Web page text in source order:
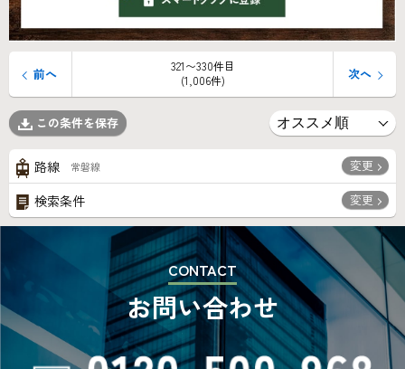
321〜330件目
(1,006件)
前へ 次へ
この条件を保存
路線 常磐線 変更
検索条件 変更
CONTACT
お問い合わせ